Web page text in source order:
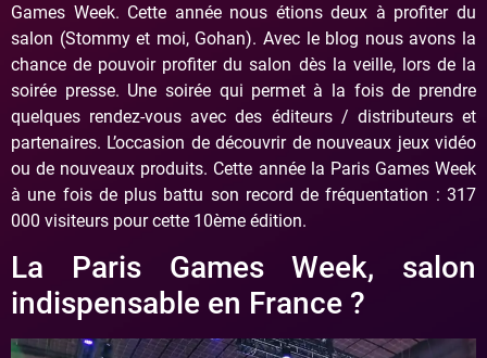
Games Week. Cette année nous étions deux à profiter du
salon (Stommy et moi, Gohan). Avec le blog nous avons la
chance de pouvoir profiter du salon dès la veille, lors de la
soirée presse. Une soirée qui permet à la fois de prendre
quelques rendez-vous avec des éditeurs / distributeurs et
partenaires. L’occasion de découvrir de nouveaux jeux vidéo
ou de nouveaux produits. Cette année la Paris Games Week
à une fois de plus battu son record de fréquentation : 317
000 visiteurs pour cette 10ème édition.
La Paris Games Week, salon
indispensable en France ?